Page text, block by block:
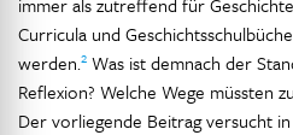
Curricula und
werden.2 Was ist demnach der
Reflexion? Welche Wege müssten
Der vorliegende Beitrag versucht